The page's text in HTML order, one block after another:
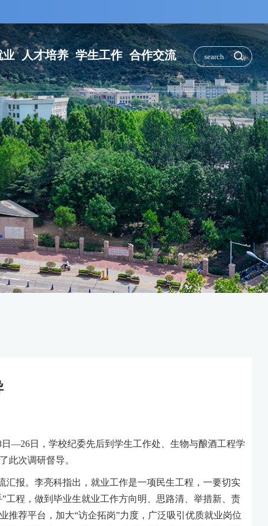
业 人才培养 学生工作 合作交流
—26日，学校纪委先后到学生工作处、生物与酿酒工程学
此次调研督导。
报。李亮科指出，就业工作是一项民生工程，一要切实
程，做到毕业生就业工作方向明、思路清、举措新、责
荐平台，加大“访企拓岗”力度，广泛吸引优质就业岗位